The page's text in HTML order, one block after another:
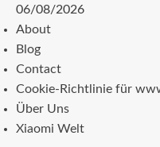
Zum
Inhalt
springen
06/08/2026
About
Blog
Contact
Cookie-Richtlinie für
Über Uns
Xiaomi Welt